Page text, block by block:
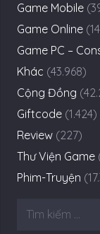
Game Mobile
Game Online
Game PC –
Khác (43.968)
Cộng Đồng
Giftcode (1.424)
Review (227)
Thư Viện Game
Phim-Truyện
Tìm